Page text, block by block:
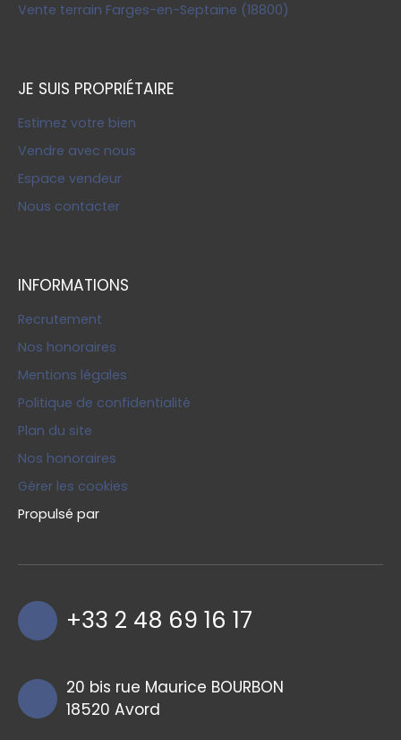
Vente terrain Farges-en-Septaine (18800)
JE SUIS PROPRIÉTAIRE
Estimez votre bien
Vendre avec nous
Espace vendeur
Nous contacter
INFORMATIONS
Recrutement
Nos honoraires
Mentions légales
Politique de confidentialité
Plan du site
Nos honoraires
Gérer les cookies
Propulsé par
+33 2 48 69 16 17
20 bis rue Maurice BOURBON
18520 Avord